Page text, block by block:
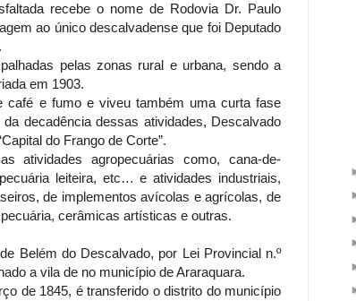
recebe o nome de Rodovia Dr. Paulo
ao único descalvadense que foi Deputado
pelas zonas rural e urbana, sendo a
em 1903.
café e fumo e viveu também uma curta fase
decadência dessas atividades, Descalvado
do Frango de Corte”.
atividades agropecuárias como, cana-de-
leiteira, etc… e atividades industriais,
de implementos avícolas e agrícolas, de
cerâmicas artísticas e outras.
Belém do Descalvado, por Lei Provincial n.º
a vila de no município de Araraquara.
de 1845, é transferido o distrito do município